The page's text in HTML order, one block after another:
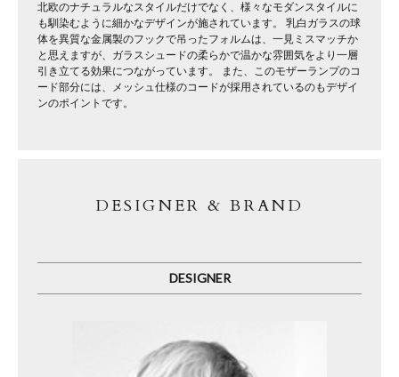
北欧のナチュラルなスタイルだけでなく、様々なモダンスタイルに
も馴染むように細かなデザインが施されています。 乳白ガラスの球
体を異質な金属製のフックで吊ったフォルムは、一見ミスマッチか
と思えますが、ガラスシュードの柔らかで温かな雰囲気をより一層
引き立てる効果につながっています。 また、このモザーランプのコ
ード部分には、メッシュ仕様のコードが採用されているのもデザイ
ンのポイントです。
DESIGNER & BRAND
DESIGNER